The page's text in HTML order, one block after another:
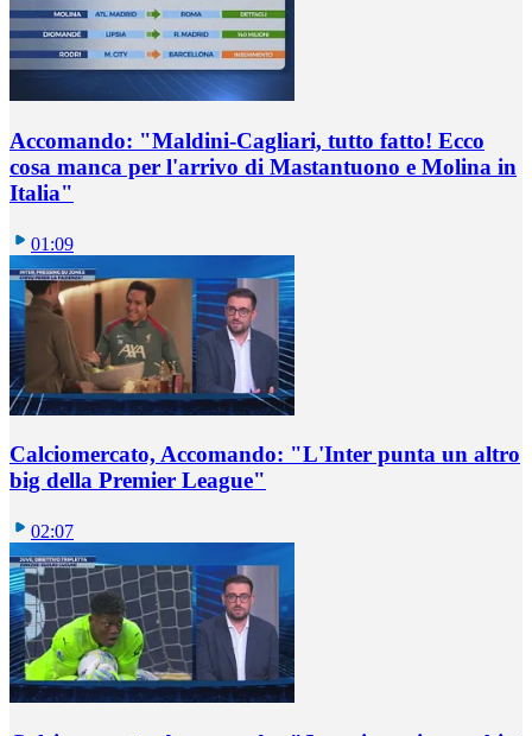
Accomando: "Maldini-Cagliari, tutto fatto! Ecco
cosa manca per l'arrivo di Mastantuono e Molina in
Italia"
01:09
Calciomercato, Accomando: "L'Inter punta un altro
big della Premier League"
02:07